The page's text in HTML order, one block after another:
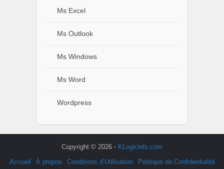
Ms Excel
Ms Outlook
Ms Windows
Ms Word
Wordpress
Copyright © 2026 - KLogiciels.com
Accueil
À propos Conditions d’Utilisation Politique de Confidentialité